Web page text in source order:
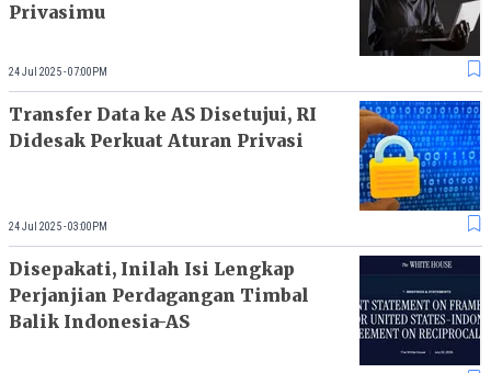
Privasimu
24 Jul 2025 - 07:00PM
Transfer Data ke AS Disetujui, RI
Didesak Perkuat Aturan Privasi
24 Jul 2025 - 03:00PM
Disepakati, Inilah Isi Lengkap
Perjanjian Perdagangan Timbal
Balik Indonesia-AS